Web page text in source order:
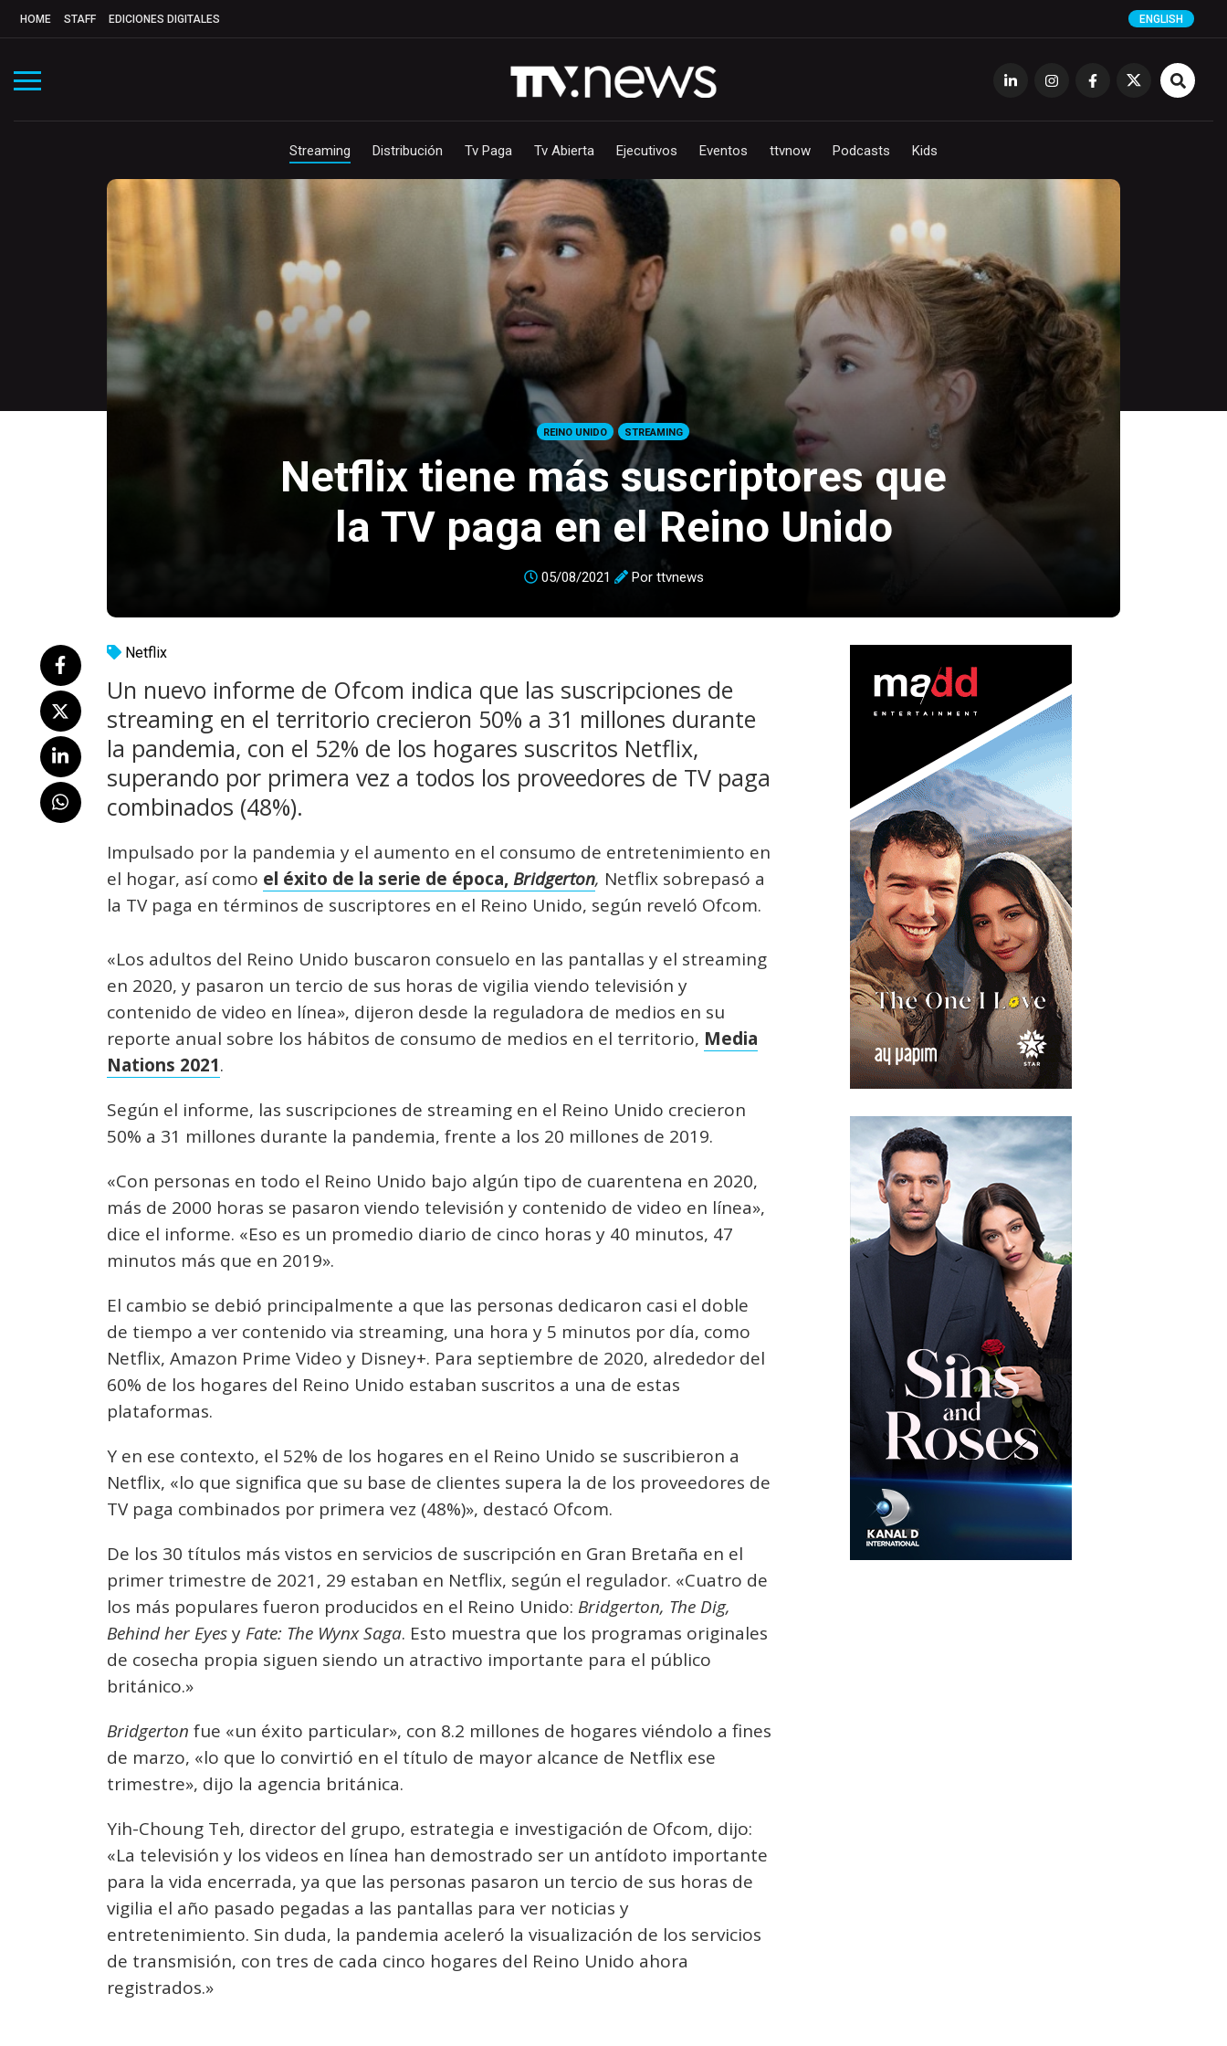
HOME STAFF EDICIONES DIGITALES ENGLISH
Streaming Distribución Tv Paga Tv Abierta Ejecutivos Eventos ttvnow Podcasts Kids
REINO UNIDO STREAMING
Netflix tiene más suscriptores que
la TV paga en el Reino Unido
05/08/2021 Por ttvnews
Netflix
Un nuevo informe de Ofcom indica que las suscripciones de
streaming en el territorio crecieron 50% a 31 millones durante
la pandemia, con el 52% de los hogares suscritos Netflix,
superando por primera vez a todos los proveedores de TV paga
combinados (48%).
Impulsado por la pandemia y el aumento en el consumo de entretenimiento en
el hogar, así como el éxito de la serie de época,Bridgerton, Netflix sobrepasó a
la TV paga en términos de suscriptores en el Reino Unido, según reveló Ofcom.
«Los adultos del Reino Unido buscaron consuelo en las pantallas y el streaming
en 2020, y pasaron un tercio de sus horas de vigilia viendo televisión y
contenido de video en línea», dijeron desde la reguladora de medios en su
reporte anual sobre los hábitos de consumo de medios en el territorio, Media
Nations 2021.
Según el informe, las suscripciones de streaming en el Reino Unido crecieron
50% a 31 millones durante la pandemia, frente a los 20 millones de 2019.
«Con personas en todo el Reino Unido bajo algún tipo de cuarentena en 2020,
más de 2000 horas se pasaron viendo televisión y contenido de video en línea»,
dice el informe. «Eso es un promedio diario de cinco horas y 40 minutos, 47
minutos más que en 2019».
El cambio se debió principalmente a que las personas dedicaron casi el doble
de tiempo a ver contenido via streaming, una hora y 5 minutos por día, como
Netflix, Amazon Prime Video y Disney+. Para septiembre de 2020, alrededor del
60% de los hogares del Reino Unido estaban suscritos a una de estas
plataformas.
Y en ese contexto, el 52% de los hogares en el Reino Unido se suscribieron a
Netflix, «lo que significa que su base de clientes supera la de los proveedores de
TV paga combinados por primera vez (48%)», destacó Ofcom.
De los 30 títulos más vistos en servicios de suscripción en Gran Bretaña en el
primer trimestre de 2021, 29 estaban en Netflix, según el regulador. «Cuatro de
los más populares fueron producidos en el Reino Unido: Bridgerton, The Dig,
Behind her Eyesy Fate: The Wynx Saga. Esto muestra que los programas originales
de cosecha propia siguen siendo un atractivo importante para el público
británico.»
Bridgerton fue «un éxito particular», con 8.2 millones de hogares viéndolo a fines
de marzo, «lo que lo convirtió en el título de mayor alcance de Netflix ese
trimestre», dijo la agencia británica.
Yih-Choung Teh, director del grupo, estrategia e investigación de Ofcom, dijo:
«La televisión y los videos en línea han demostrado ser un antídoto importante
para la vida encerrada, ya que las personas pasaron un tercio de sus horas de
vigilia el año pasado pegadas a las pantallas para ver noticias y
entretenimiento. Sin duda, la pandemia aceleró la visualización de los servicios
de transmisión, con tres de cada cinco hogares del Reino Unido ahora
registrados.»